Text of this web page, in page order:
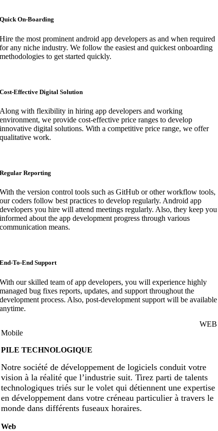
Quick On-Boarding
Hire the most prominent android app developers as and when required
for any niche industry. We follow the easiest and quickest onboarding
methodologies to get started quickly.
Cost-Effective Digital Solution
Along with flexibility in hiring app developers and working
environment, we provide cost-effective price ranges to develop
innovative digital solutions. With a competitive price range, we offer
qualitative work.
Regular Reporting
With the version control tools such as GitHub or other workflow tools,
our coders follow best practices to develop regularly. Android app
developers you hire will attend meetings regularly. Also, they keep you
informed about the app development progress through various
communication means.
End-To-End Support
With our skilled team of app developers, you will experience highly
managed bug fixes reports, updates, and support throughout the
development process. Also, post-development support will be available
anytime.
WEB
Mobile
PILE TECHNOLOGIQUE
Notre société de développement de logiciels conduit votre
vision à la réalité que l’industrie suit. Tirez parti de talents
technologiques triés sur le volet qui détiennent une expertise
en développement dans votre créneau particulier à travers le
monde dans différents fuseaux horaires.
Web